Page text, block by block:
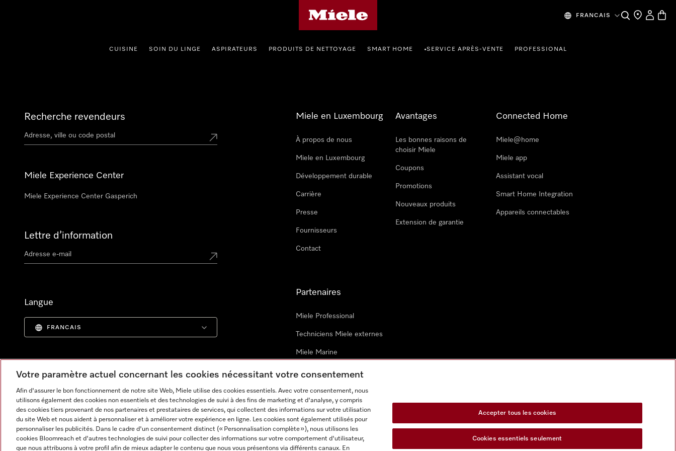
FRANCAIS Recherche
MesPanier
CUISINE SOIN DU LINGE ASPIRATEURS PRODUITS DE NETTOYAGE SMART HOME •SERVICE APRÈS-VENTE PROFESSIONAL
Recherche revendeurs
Miele Experience Center
Miele Experience Center Gasperich
Lettre d’information
Langue
FRANCAIS
Miele en Luxembourg
À propos de nous
Miele en Luxembourg
Développement durable
Carrière
Presse
Fournisseurs
Contact
Avantages
Les bonnes raisons de
choisir Miele
Coupons
Promotions
Nouveaux produits
Extension de garantie
Connected Home
Miele@home
Miele app
Assistant vocal
Smart Home Integration
Appareils connectables
Partenaires
Miele Professional
Techniciens Miele externes
Miele Marine
Architectes & promoteurs
Informations légales CGV Protection des données Conditions d’utilisation Déclaration d'accessibilité
Formulaire de rétractation
Votre paramètre actuel concernant les cookies nécessitant votre consentement
Afin d'assurer le bon fonctionnement de notre site Web, Miele utilise des cookies essentiels. Avec votre consentement, nous
utilisons également des cookies non essentiels et des technologies de suivi à des fins de marketing et d'analyse, y compris
des cookies tiers provenant de nos partenaires et prestataires de services, qui collectent des informations sur votre utilisation
du site Web et nous aident à personnaliser et à améliorer votre expérience en ligne. Les cookies sont également utilisés pour
personnaliser les publicités. Dans le cadre d'un consentement distinct (« Personnalisation complète »), nous utilisons les
cookies Bloomreach et d'autres technologies de suivi pour collecter des informations sur votre comportement d'utilisateur,
que nous attribuons à votre profil afin de mieux adapter le contenu que nous vous présentons via différents canaux. En
Accepter tous les cookies
Cookies essentiels seulement